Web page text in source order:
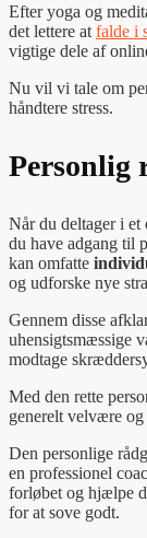
Efter yoga og
det lettere at falde i
vigtige dele af
Nu vil vi tale om
håndtere stress.
Personlig
Når du deltager i et
du have adgang til
kan omfatte
og udforske nye
Gennem disse
uhensigtsmæssige
modtage
Med den rette
generelt velvære og
Den personlige
en professionel
forløbet og hjælpe
for at sove godt.